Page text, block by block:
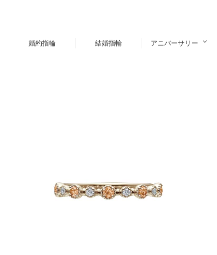
婚約指輪 結婚指輪 アニバーサリー